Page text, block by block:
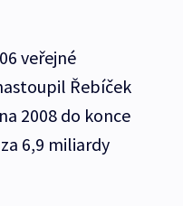
veřejné
Řebíček
2008 do konce
6,9 miliardy